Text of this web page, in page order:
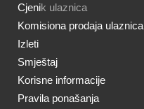
Cjenik ulaznica
Komisiona prodaja ulaznica
Izleti
Smještaj
Korisne informacije
Pravila ponašanja